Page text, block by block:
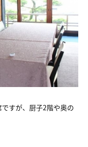
すが、厨子2階や奥の